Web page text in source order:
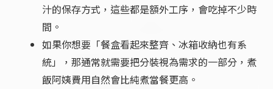
汁的保存方式，這些都是額外工序，會吃掉不少時
間。
如果你想要「餐盒看起來整齊、冰箱收納也有系
統」，那通常就需要把分裝視為需求的一部分，煮
飯阿姨費用自然會比純煮當餐更高。